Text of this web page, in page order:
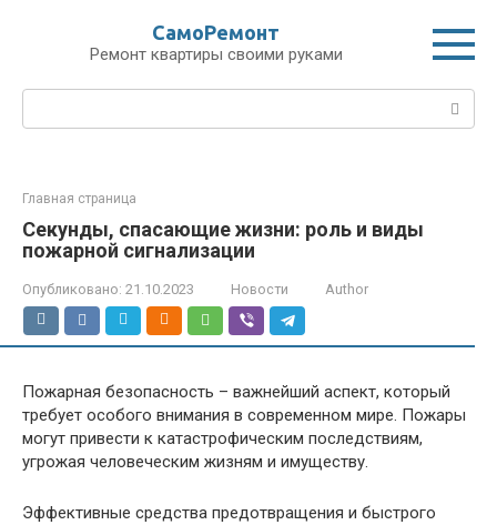
СамоРемонт
Ремонт квартиры своими руками
Поиск:
Главная страница
Секунды, спасающие жизни: роль и виды
пожарной сигнализации
Опубликовано: 21.10.2023 Новости Author
Пожарная безопасность – важнейший аспект, который
требует особого внимания в современном мире. Пожары
могут привести к катастрофическим последствиям,
угрожая человеческим жизням и имуществу.
Эффективные средства предотвращения и быстрого